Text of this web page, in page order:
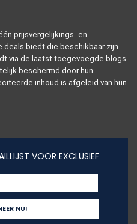
prijsvergelijkings- en
biedt die beschikbaar zijn
via de laatst toegevoegde blogs.
beschermd door hun
inhoud is afgeleid van hun
VOOR EXCLUSIEF